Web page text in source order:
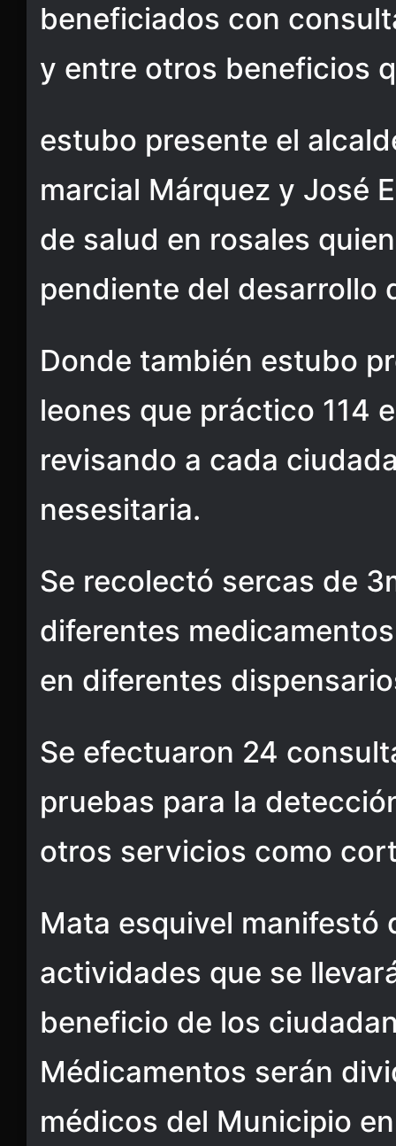
beneficiados con
y entre otros beneficios
estubo presente el
marcial Márquez y José
de salud en rosales
pendiente del desarrollo
Donde también estubo
leones que práctico 114
revisando a cada
nesesitaria.
Se recolectó sercas de
diferentes
en diferentes
Se efectuaron 24
pruebas para la
otros servicios como
Mata esquivel manifestó
actividades que se
beneficio de los
Médicamentos serán
médicos del Municipio